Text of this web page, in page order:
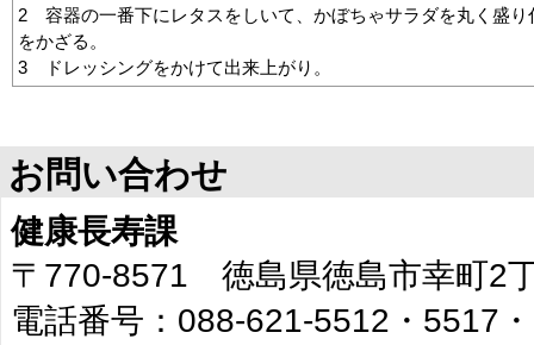
2 容器の一番下にレタスをしいて、かぼちゃサラダを丸く盛
をかざる。
3 ドレッシングをかけて出来上がり。
お問い合わせ
健康長寿課
〒770-8571 徳島県徳島市幸町2
電話番号：088-621-5512・5517